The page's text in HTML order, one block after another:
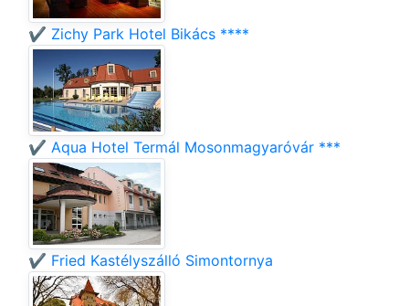
✔️ Zichy Park Hotel Bikács ****
✔️ Aqua Hotel Termál Mosonmagyaróvár ***
✔️ Fried Kastélyszálló Simontornya